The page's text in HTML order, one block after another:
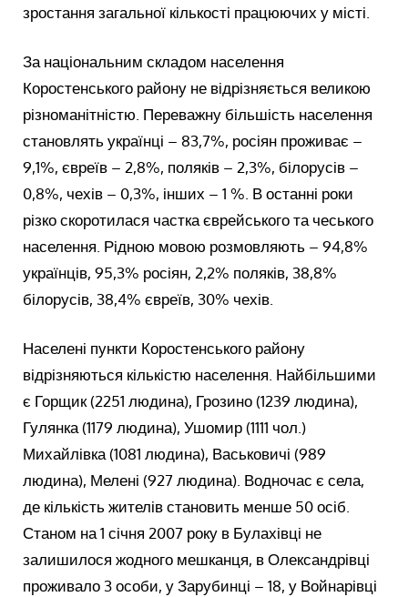
зростання загальної кількості працюючих у місті.
За національним складом населення
Коростенського району не відрізняється великою
різноманітністю. Переважну більшість населення
становлять українці – 83,7%, росіян проживає –
9,1%, євреїв – 2,8%, поляків – 2,3%, білорусів –
0,8%, чехів – 0,3%, інших – 1 %. В останні роки
різко скоротилася частка єврейського та чеського
населення. Рідною мовою розмовляють – 94,8%
українців, 95,3% росіян, 2,2% поляків, 38,8%
білорусів, 38,4% євреїв, 30% чехів.
Населені пункти Коростенського району
відрізняються кількістю населення. Найбільшими
є Горщик (2251 людина), Грозино (1239 людина),
Гулянка (1179 людина), Ушомир (1111 чол.)
Михайлівка (1081 людина), Васьковичі (989
людина), Мелені (927 людина). Водночас є села,
де кількість жителів становить менше 50 осіб.
Станом на 1 січня 2007 року в Булахівці не
залишилося жодного мешканця, в Олександрівці
проживало 3 особи, у Зарубинці – 18, у Войнарівці